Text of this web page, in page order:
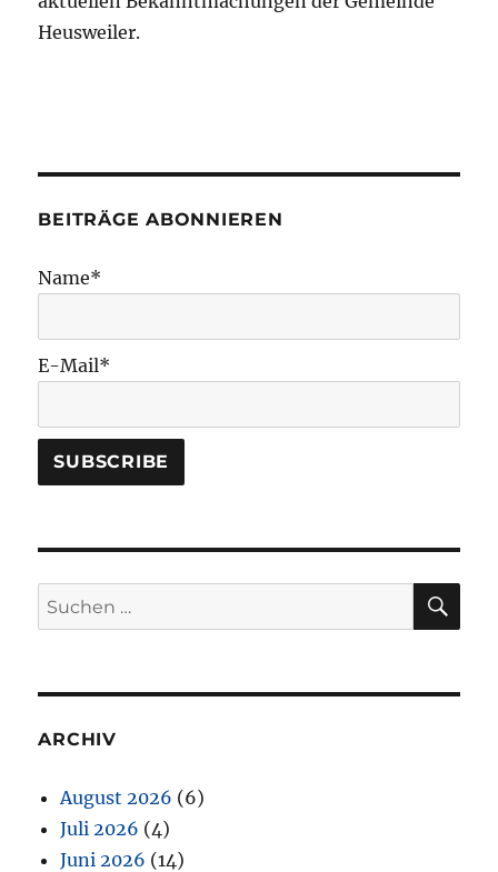
Heusweiler.
BEITRÄGE ABONNIEREN
Name*
E-Mail*
Suchen
nach:
ARCHIV
August 2026 (6)
Juli 2026 (4)
Juni 2026 (14)